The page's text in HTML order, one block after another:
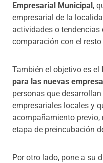
Empresarial Municipal ,
empresarial de la
actividades o tendencias
comparación con el
También el objetivo es el
para las nuevas
personas que
empresariales locales y
acompañamiento
etapa de preincubación
Por otro lado, pone a su